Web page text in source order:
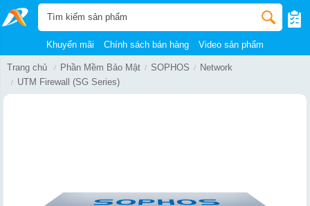
Khuyến mãi Chính sách bán hàng Video sản phẩm
Trang chủ Phần Mềm Bảo Mật SOPHOS
Network
UTM Firewall (SG Series)